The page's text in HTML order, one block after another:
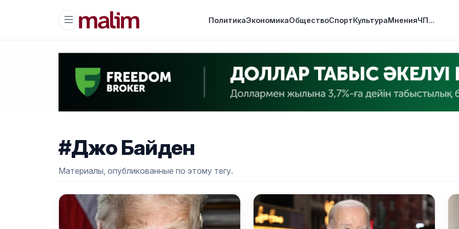
ПолитикаЭкономикаОбществоСпортКультураМненияЧП...
#Джо Байден
Материалы, опубликованные по этому тегу.